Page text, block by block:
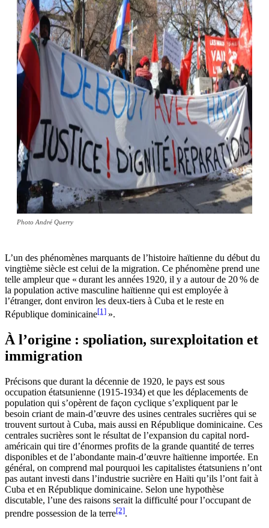
Photo André Querry
L’un des phénomènes marquants de l’histoire haïtienne du début du
vingtième siècle est celui de la migration. Ce phénomène prend une
telle ampleur que « durant les années 1920, il y a autour de 20 % de
la population active masculine haïtienne qui est employée à
l’étranger, dont environ les deux-tiers à Cuba et le reste en
République dominicaine[1] ».
À l’origine : spoliation, surexploitation et
immigration
Précisons que durant la décennie de 1920, le pays est sous
occupation étatsunienne (1915-1934) et que les déplacements de
population qui s’opèrent de façon cyclique s’expliquent par le
besoin criant de main-d’œuvre des usines centrales sucrières qui se
trouvent surtout à Cuba, mais aussi en République dominicaine. Ces
centrales sucrières sont le résultat de l’expansion du capital nord-
américain qui tire d’énormes profits de la grande quantité de terres
disponibles et de l’abondante main-d’œuvre haïtienne importée. En
général, on comprend mal pourquoi les capitalistes étatsuniens n’ont
pas autant investi dans l’industrie sucrière en Haïti qu’ils l’ont fait à
Cuba et en République dominicaine. Selon une hypothèse
discutable, l’une des raisons serait la difficulté pour l’occupant de
prendre possession de la terre[2].